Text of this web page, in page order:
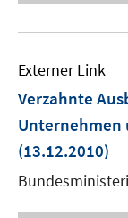
Externer Link
Verzahnte
Unternehmen
(13.12.2010)